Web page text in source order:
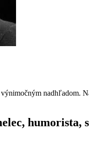
nadhľadom.
humorista,